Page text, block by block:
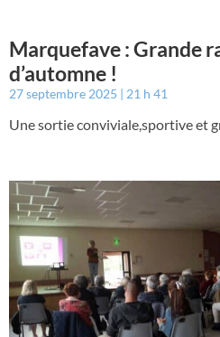
Marquefave : Grande
d’automne !
27 septembre 2025 21 h 41
Une sortie conviviale,sportive et